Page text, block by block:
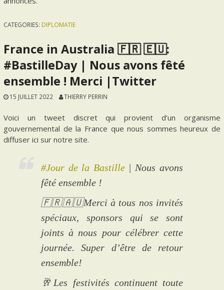
CATEGORIES: DIPLOMATIE
France in Australia 🇫🇷 🇪🇺:
#BastilleDay | Nous avons fêté
ensemble ! Merci |Twitter
15 JUILLET 2022 THIERRY PERRIN
Voici un tweet discret qui provient d’un organisme
gouvernemental de la France que nous sommes heureux de
diffuser ici sur notre site.
#Jour de la Bastille| Nous avons
fêté ensemble !
🇫🇷🇦🇺Merci à tous nos invités
spéciaux, sponsors qui se sont
joints à nous pour célébrer cette
journée. Super d’être de retour
ensemble!
🥂Les festivités continuent toute